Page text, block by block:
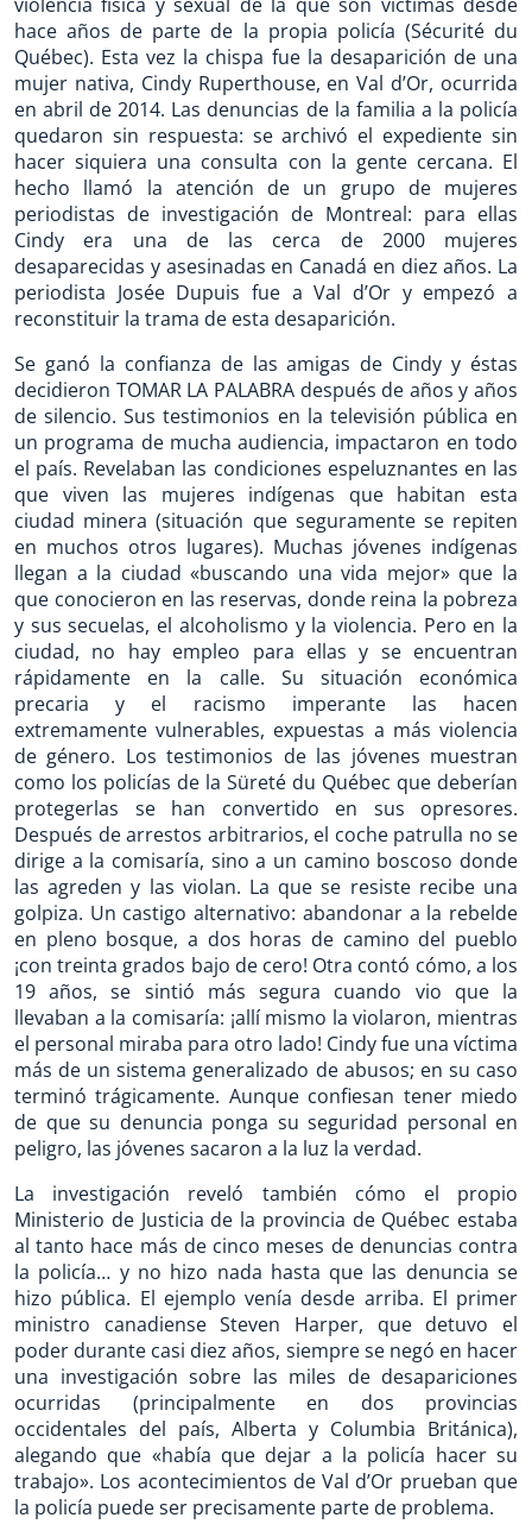
hace años de parte de la propia policía (Sécurité du
Québec). Esta vez la chispa fue la desaparición de una
mujer nativa, Cindy Ruperthouse, en Val d’Or, ocurrida
en abril de 2014. Las denuncias de la familia a la policía
quedaron sin respuesta: se archivó el expediente sin
hacer siquiera una consulta con la gente cercana. El
hecho llamó la atención de un grupo de mujeres
periodistas de investigación de Montreal: para ellas
Cindy era una de las cerca de 2000 mujeres
desaparecidas y asesinadas en Canadá en diez años. La
periodista Josée Dupuis fue a Val d’Or y empezó a
reconstituir la trama de esta desaparición.
Se ganó la confianza de las amigas de Cindy y éstas
decidieron TOMAR LA PALABRA después de años y años
de silencio. Sus testimonios en la televisión pública en
un programa de mucha audiencia, impactaron en todo
el país. Revelaban las condiciones espeluznantes en las
que viven las mujeres indígenas que habitan esta
ciudad minera (situación que seguramente se repiten
en muchos otros lugares). Muchas jóvenes indígenas
llegan a la ciudad «buscando una vida mejor» que la
que conocieron en las reservas, donde reina la pobreza
y sus secuelas, el alcoholismo y la violencia. Pero en la
ciudad, no hay empleo para ellas y se encuentran
rápidamente en la calle. Su situación económica
precaria y el racismo imperante las hacen
extremamente vulnerables, expuestas a más violencia
de género. Los testimonios de las jóvenes muestran
como los policías de la Süreté du Québec que deberían
protegerlas se han convertido en sus opresores.
Después de arrestos arbitrarios, el coche patrulla no se
dirige a la comisaría, sino a un camino boscoso donde
las agreden y las violan. La que se resiste recibe una
golpiza. Un castigo alternativo: abandonar a la rebelde
en pleno bosque, a dos horas de camino del pueblo
¡con treinta grados bajo de cero! Otra contó cómo, a los
19 años, se sintió más segura cuando vio que la
llevaban a la comisaría: ¡allí mismo la violaron, mientras
el personal miraba para otro lado! Cindy fue una víctima
más de un sistema generalizado de abusos; en su caso
terminó trágicamente. Aunque confiesan tener miedo
de que su denuncia ponga su seguridad personal en
peligro, las jóvenes sacaron a la luz la verdad.
La investigación reveló también cómo el propio
Ministerio de Justicia de la provincia de Québec estaba
al tanto hace más de cinco meses de denuncias contra
la policía… y no hizo nada hasta que las denuncia se
hizo pública. El ejemplo venía desde arriba. El primer
ministro canadiense Steven Harper, que detuvo el
poder durante casi diez años, siempre se negó en hacer
una investigación sobre las miles de desapariciones
ocurridas (principalmente en dos provincias
occidentales del país, Alberta y Columbia Británica),
alegando que «había que dejar a la policía hacer su
trabajo». Los acontecimientos de Val d’Or prueban que
la policía puede ser precisamente parte de problema.